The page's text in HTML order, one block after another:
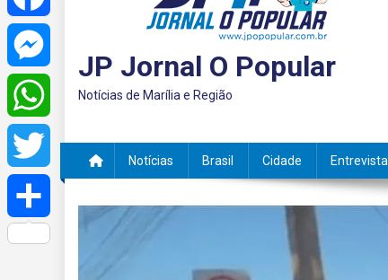
JP Jornal O Popular
Notícias de Marília e Região
Notícias Brasil Cidade Entrevista
Facebook
Messenger
WhatsApp
Twitter
Share